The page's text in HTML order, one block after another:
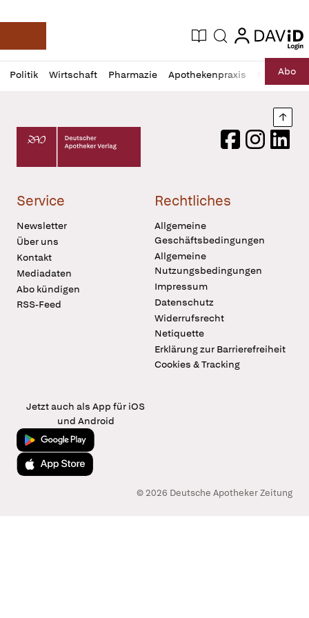
Deutsche Apotheker Zeitung
Aktuelle Ausgabe
Suche login
login
Politik Wirtschaft Pharmazie Apothekenpraxis RechtAbo
Profil
öffnen
Daz
Pur
Deutscher Apotheker Verlag Logo
FacebookInstagram
Service
Newsletter
Über uns
Kontakt
Mediadaten
Abo kündigen
RSS-Feed
Rechtliches
Allgemeine
Geschäftsbedingungen
Allgemeine
Nutzungsbedingungen
Impressum
Datenschutz
Widerrufsrecht
Netiquette
Erklärung zur Barrierefreiheit
Cookies & Tracking
Jetzt auch als App für iOS
und Android
Jetzt bei Google Play
Laden im App Store
© 2026 Deutsche Apotheker Zeitung